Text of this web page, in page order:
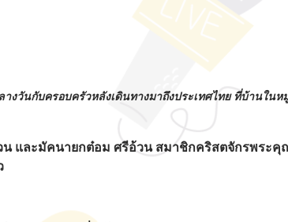
งวันกับครอบครัวหลังเดินทางมาถึงประเทศไทย ที่บ้านในห
และมัคนายกต๋อม ศรีอ้วน สมาชิกคริสตจักรพระ